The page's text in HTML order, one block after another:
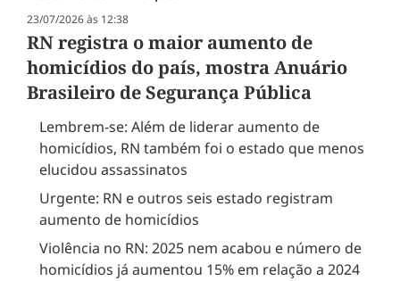
23/07/2026 às 12:38
RN registra o maior aumento de
homicídios do país, mostra Anuário
Brasileiro de Segurança Pública
Lembrem-se: Além de liderar aumento de
homicídios, RN também foi o estado que menos
elucidou assassinatos
Urgente: RN e outros seis estado registram
aumento de homicídios
Violência no RN: 2025 nem acabou e número de
homicídios já aumentou 15% em relação a 2024